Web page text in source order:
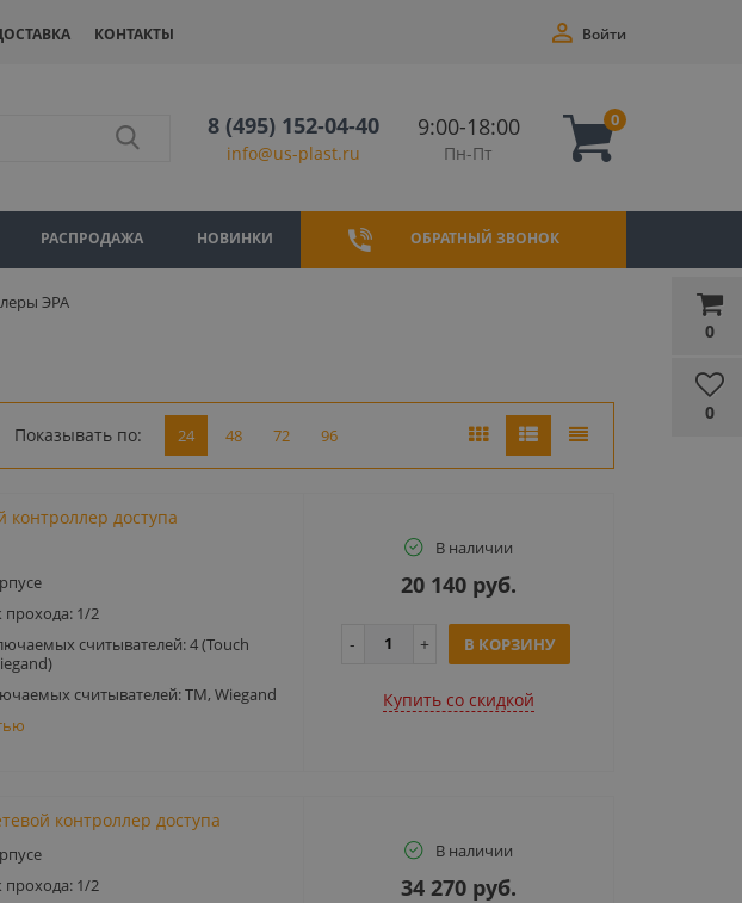
КОНТАКТЫ
0
0
Войти
8 (495) 152-04-40
info@us-plast.ru
9:00-18:00
Пн-Пт
0
РАСПРОДАЖА НОВИНКИ ОБРАТНЫЙ ЗВОНОК
ЭРА
Показывать по: 24 48 72 96
контроллер доступа
прохода: 1/2
считывателей: 4 (Touch
считывателей: TM, Wiegand
В наличии
20 140 руб.
В КОРЗИНУ
Купить cо скидкой
контроллер доступа
прохода: 1/2
В наличии
34 270 руб.